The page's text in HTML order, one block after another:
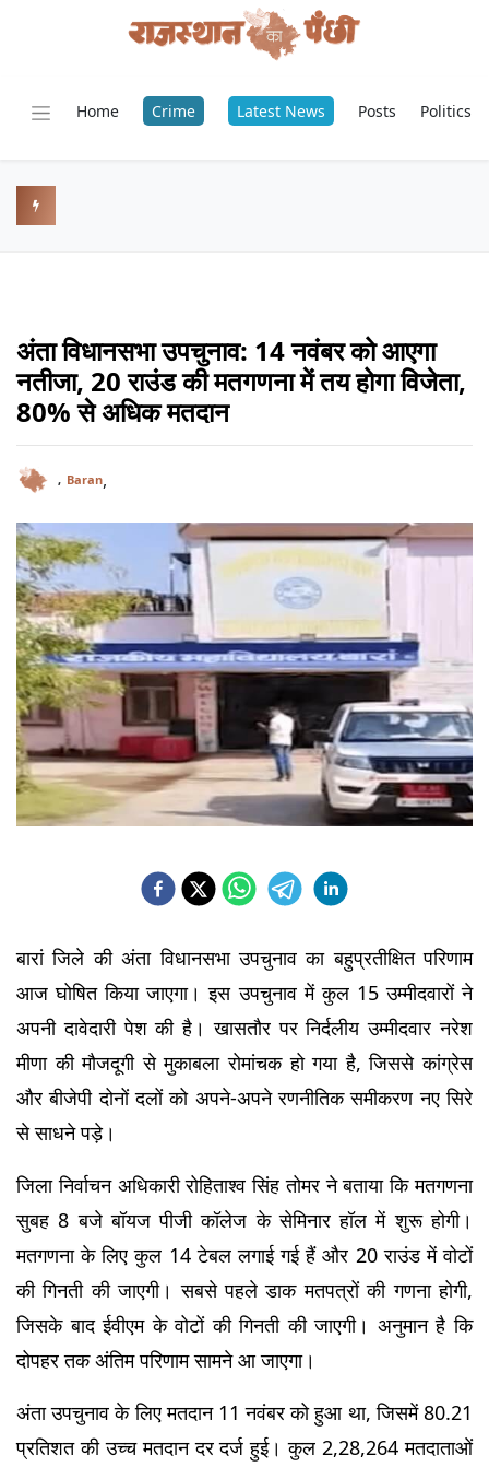
Home Crime Latest News Posts Politics
अंता विधानसभा उपचुनाव: 14 नवंबर को आएगा
नतीजा, 20 राउंड की मतगणना में तय होगा विजेता,
80% से अधिक मतदान
, Baran,
बारां जिले की अंता विधानसभा उपचुनाव का बहुप्रतीक्षित परिणाम
आज घोषित किया जाएगा। इस उपचुनाव में कुल 15 उम्मीदवारों ने
अपनी दावेदारी पेश की है। खासतौर पर निर्दलीय उम्मीदवार नरेश
मीणा की मौजदूगी से मुकाबला रोमांचक हो गया है, जिससे कांग्रेस
और बीजेपी दोनों दलों को अपने-अपने रणनीतिक समीकरण नए सिरे
से साधने पड़े।
जिला निर्वाचन अधिकारी रोहिताश्व सिंह तोमर ने बताया कि मतगणना
सुबह 8 बजे बॉयज पीजी कॉलेज के सेमिनार हॉल में शुरू होगी।
मतगणना के लिए कुल 14 टेबल लगाई गई हैं और 20 राउंड में वोटों
की गिनती की जाएगी। सबसे पहले डाक मतपत्रों की गणना होगी,
जिसके बाद ईवीएम के वोटों की गिनती की जाएगी। अनुमान है कि
दोपहर तक अंतिम परिणाम सामने आ जाएगा।
अंता उपचुनाव के लिए मतदान 11 नवंबर को हुआ था, जिसमें 80.21
प्रतिशत की उच्च मतदान दर दर्ज हुई। कुल 2,28,264 मतदाताओं